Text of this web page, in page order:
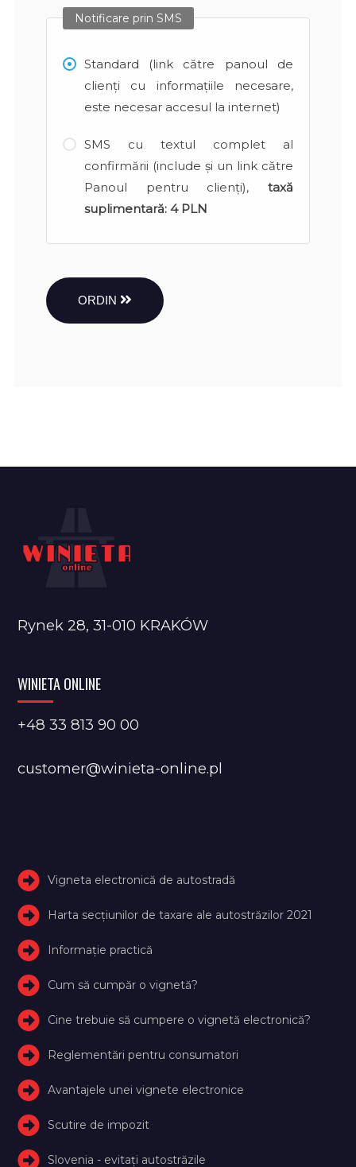
Notificare prin SMS
Standard (link către panoul de
clienți cu informațiile necesare,
este necesar accesul la internet)
SMS cu textul complet al
confirmării (include și un link către
Panoul pentru clienți), taxă
suplimentară: 4 PLN
ORDIN
Rynek 28, 31-010 KRAKÓW
WINIETA ONLINE
+48 33 813 90 00
customer@winieta-online.pl
Vigneta electronică de autostradă
Harta secțiunilor de taxare ale autostrăzilor 2021
Informație practică
Cum să cumpăr o vignetă?
Cine trebuie să cumpere o vignetă electronică?
Reglementări pentru consumatori
Avantajele unei vignete electronice
Scutire de impozit
Slovenia - evitați autostrăzile